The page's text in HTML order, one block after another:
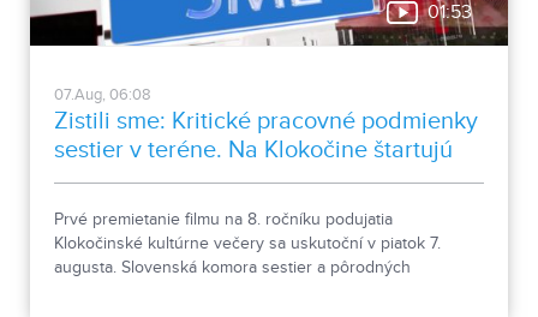
01:53
07.Aug, 06:08
Zistili sme: Kritické pracovné podmienky
sestier v teréne. Na Klokočine štartujú
kultúrne večery
Prvé premietanie filmu na 8. ročníku podujatia
Klokočinské kultúrne večery sa uskutoční v piatok 7.
augusta. Slovenská komora sestier a pôrodných